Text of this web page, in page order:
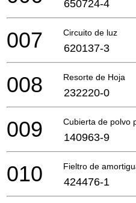
650724-4
Circuito de luz
007 620137-3
Resorte de Hoja
008 232220-0
Cubierta de polvo
009 140963-9
Fieltro de
010 424476-1